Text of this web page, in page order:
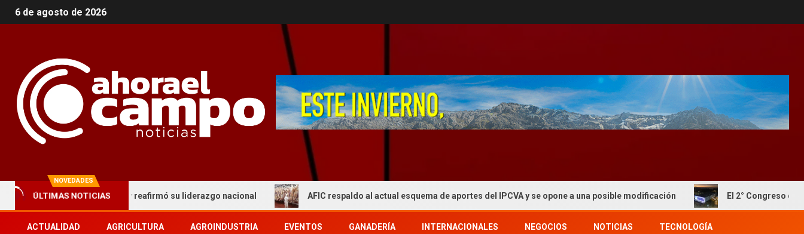
6 de agosto de 2026
NOVEDADES
ÚLTIMAS NOTICIAS
en Palermo y reafirmó su liderazgo nacional AFIC respaldo al actual esquema de aportes del IPCVA y se opone a una posible modificación El 2° Congreso de Forrajes será
ACTUALIDAD AGRICULTURA AGROINDUSTRIA EVENTOS GANADERÍA INTERNACIONALES NEGOCIOS NOTICIAS TECNOLOGÍA